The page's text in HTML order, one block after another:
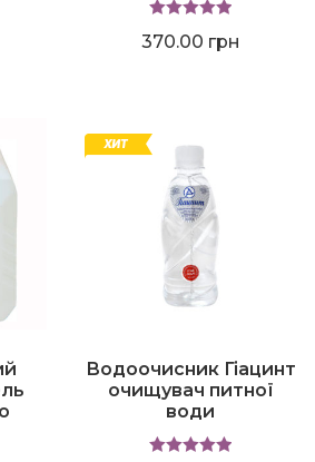
370.00 грн
Водоочисник Гіацинт
очищувач питної
води